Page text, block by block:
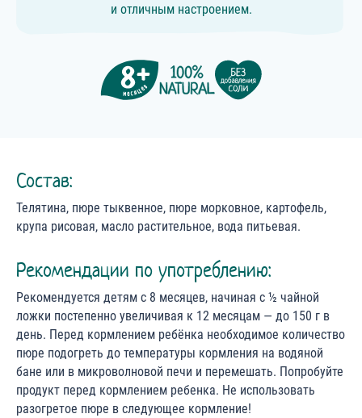
и отличным настроением.
Состав:
Телятина, пюре тыквенное, пюре морковное, картофель,
крупа рисовая, масло растительное, вода питьевая.
Рекомендации по употреблению:
Рекомендуется детям с 8 месяцев, начиная с ½ чайной
ложки постепенно увеличивая к 12 месяцам — до 150 г в
день. Перед кормлением ребёнка необходимое количество
пюре подогреть до температуры кормления на водяной
бане или в микроволновой печи и перемешать. Попробуйте
продукт перед кормлением ребенка. Не использовать
разогретое пюре в следующее кормление!